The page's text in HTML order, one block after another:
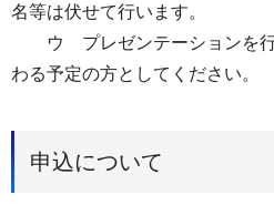
名等は伏せて行います。
ウ プレゼンテーションを行
わる予定の方としてください。
申込について